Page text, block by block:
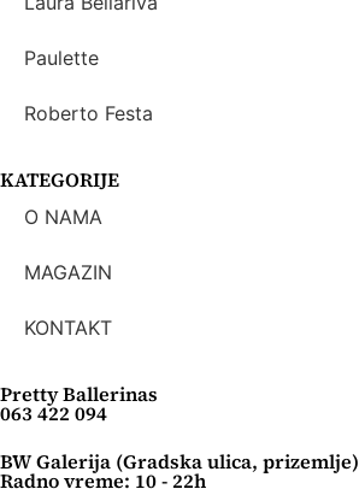
Paulette
Roberto Festa
KATEGORIJE
O NAMA
MAGAZIN
KONTAKT
Pretty Ballerinas
063 422 094
BW Galerija (Gradska ulica, prizemlje)
Radno vreme: 10 - 22h